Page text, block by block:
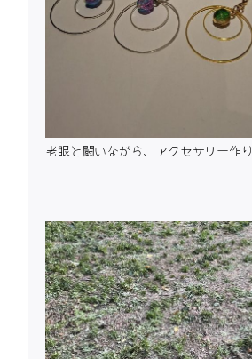
老眼と闘いながら、アクセサリー作り